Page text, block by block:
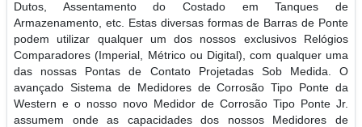
Dutos, Assentamento do Costado em Tanques de
Armazenamento, etc. Estas diversas formas de Barras de Ponte
podem utilizar qualquer um dos nossos exclusivos Relógios
Comparadores (Imperial, Métrico ou Digital), com qualquer uma
das nossas Pontas de Contato Projetadas Sob Medida. O
avançado Sistema de Medidores de Corrosão Tipo Ponte da
Western e o nosso novo Medidor de Corrosão Tipo Ponte Jr.
assumem onde as capacidades dos nossos Medidores de